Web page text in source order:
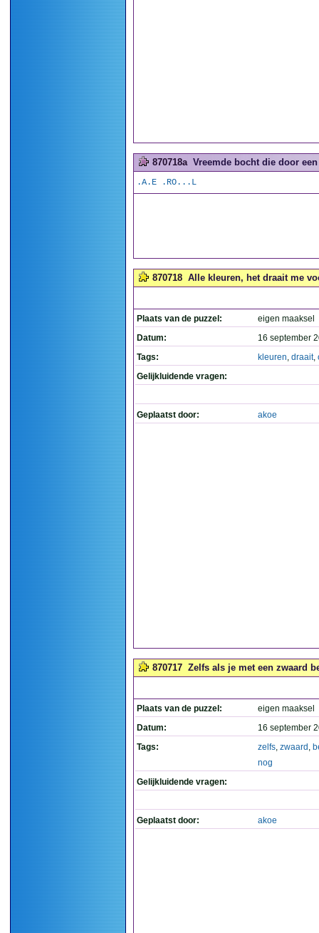
870718a Vreemde bocht die door
.A.E .RO...L
870718 Alle kleuren, het draait me
Plaats van de puzzel:
eigen maaksel
Datum:
16 september
Tags:
kleuren, draait,
Gelijkluidende vragen:
Geplaatst door: akoe
870717 Zelfs als je met een zwaard
Plaats van de puzzel:
eigen maaksel
Datum:
16 september
Tags:
zelfs, zwaard ,
nog
Gelijkluidende vragen:
Geplaatst door: akoe